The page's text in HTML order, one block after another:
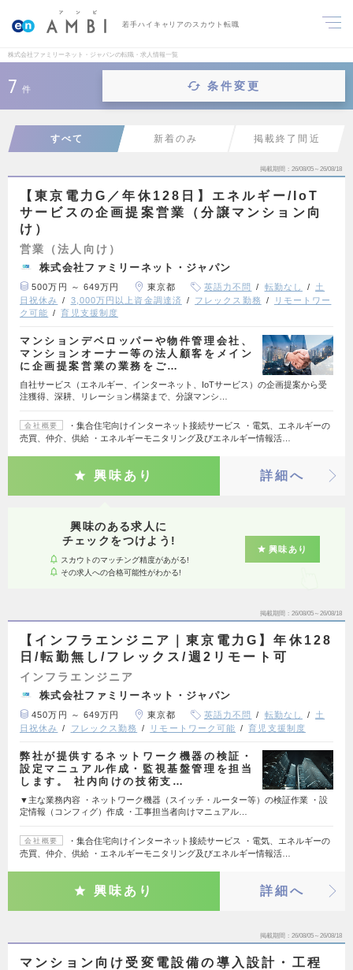
若手ハイキャリアのスカウト転職
株式会社ファミリーネット・ジャパンの転職・求人情報一覧
7 件 条件変更
すべて 新着のみ 掲載終了間近
掲載期間 26/08/05～26/08/18
【東京電力G／年休128日】エネルギー/IoT
サービスの企画提案営業（分譲マンション向
け）
営業（法人向け）
株式会社ファミリーネット・ジャパン
500万円 ～ 649万円 東京都 英語力不問 転勤なし
土
日祝休み
3,000万円以上資金調達済 フレックス勤務
リモートワー
ク可能
育児支援制度
マンションデベロッパーや物件管理会社、
マンションオーナー等の法人顧客をメイン
に企画提案営業の業務をご…
自社サービス（エネルギー、インターネット、IoTサービス）の企画提案から受
注獲得、深耕、リレーション構築まで、分譲マンシ…
会社概要
・集合住宅向けインターネット接続サービス ・電気、エネルギーの
売買、仲介、供給 ・エネルギーモニタリング及びエネルギー情報活…
興味あり 詳細へ
興味のある求人に
チェックをつけよう!
スカウトのマッチング精度があがる!
その求人への合格可能性がわかる!
興味あり
掲載期間 26/08/05～26/08/18
【インフラエンジニア｜東京電力G】年休128
日/転勤無し/フレックス/週2リモート可
インフラエンジニア
株式会社ファミリーネット・ジャパン
450万円 ～ 649万円 東京都 英語力不問 転勤なし
土
日祝休み
フレックス勤務 リモートワーク可能 育児支援制度
弊社が提供するネットワーク機器の検証・
設定マニュアル作成・監視基盤管理を担当
します。 社内向けの技術支…
▼主な業務内容 ・ネットワーク機器（スイッチ・ルーター等）の検証作業 ・設
定情報（コンフィグ）作成 ・工事担当者向けマニュアル…
会社概要
・集合住宅向けインターネット接続サービス ・電気、エネルギーの
売買、仲介、供給 ・エネルギーモニタリング及びエネルギー情報活…
興味あり 詳細へ
掲載期間 26/08/05～26/08/18
マンション向け受変電設備の導入設計・工程